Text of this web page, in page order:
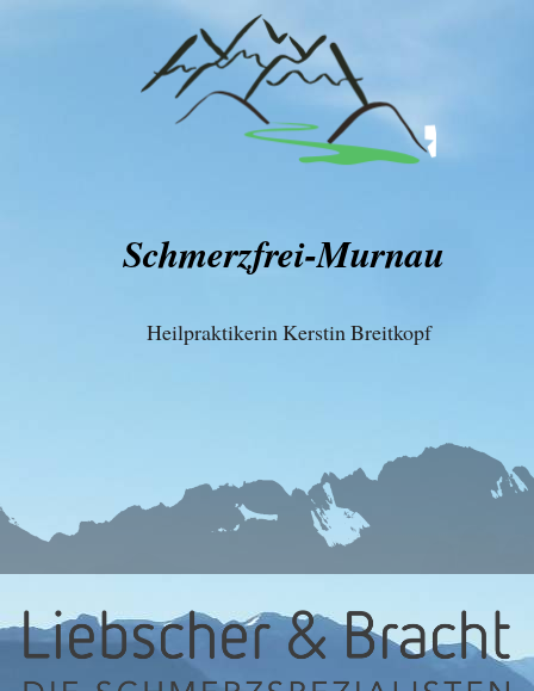
Schmerzfrei-Murnau
Heilpraktikerin Kerstin Breitkopf